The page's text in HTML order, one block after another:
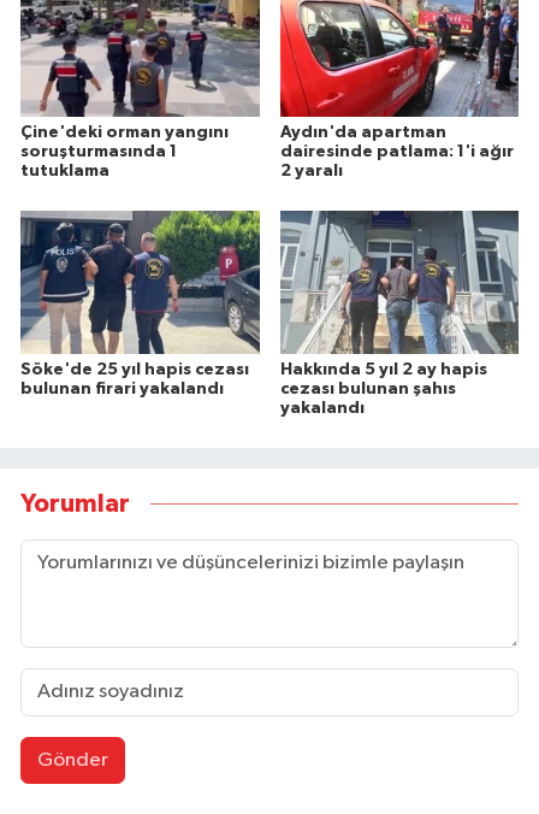
Çine'deki orman yangını
soruşturmasında 1
tutuklama
Aydın'da apartman
dairesinde patlama: 1'i ağır
2 yaralı
Söke'de 25 yıl hapis cezası
bulunan firari yakalandı
Hakkında 5 yıl 2 ay hapis
cezası bulunan şahıs
yakalandı
Yorumlar
Gönder